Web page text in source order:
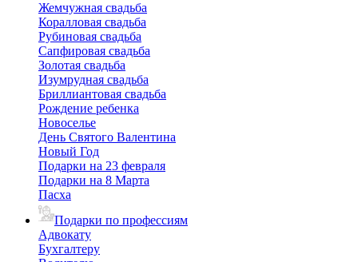
Жемчужная свадьба
Коралловая свадьба
Рубиновая свадьба
Сапфировая свадьба
Золотая свадьба
Изумрудная свадьба
Бриллиантовая свадьба
Рождение ребенка
Новоселье
День Святого Валентина
Новый Год
Подарки на 23 февраля
Подарки на 8 Марта
Пасха
Подарки по профессиям
Адвокату
Бухгалтеру